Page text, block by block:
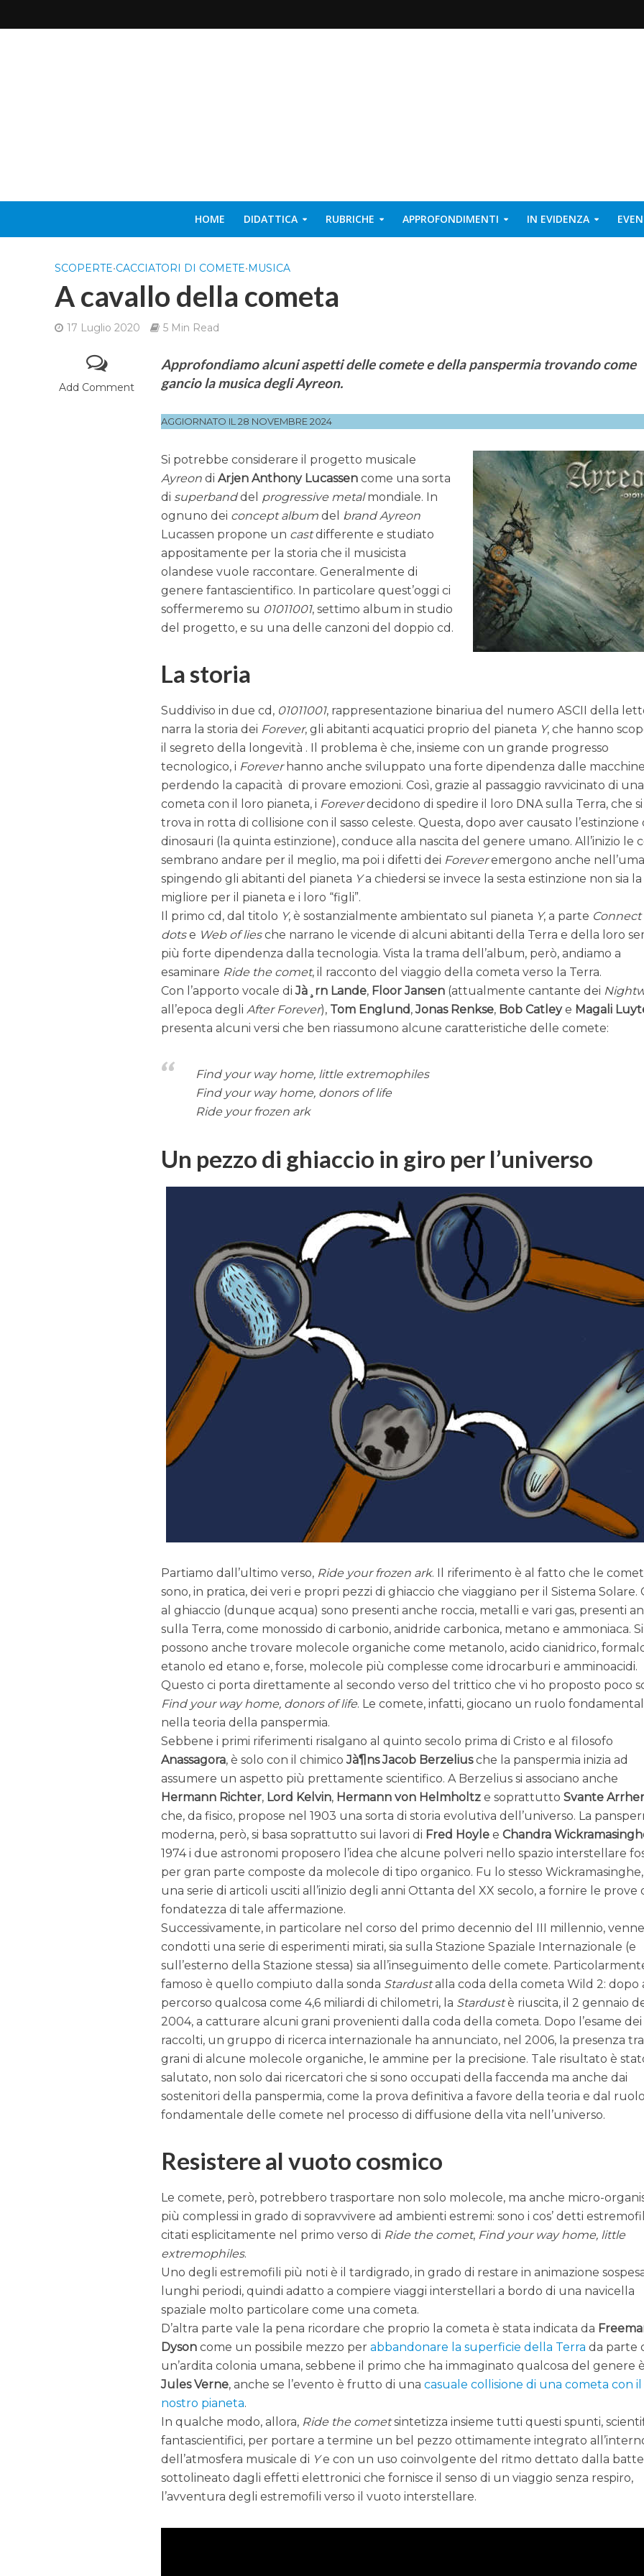
HOME DIDATTICA RUBRICHE APPROFONDIMENTI IN EVIDENZA
SCOPERTE•CACCIATORI DI COMETE•MUSICA
A cavallo della cometa
17 Luglio 2020 5 Min Read
Add Comment
Approfondiamo alcuni aspetti delle comete e della panspermia trovando come
gancio la musica degli Ayreon.
AGGIORNATO IL 28 NOVEMBRE 2024
Si potrebbe considerare il progetto musicale
Ayreon diArjen Anthony Lucassen come una sorta
di superbanddel progressive metalmondiale. In
ognuno dei concept album del brand Ayreon
Lucassen propone un castdifferente e studiato
appositamente per la storia che il musicista
olandese vuole raccontare. Generalmente di
genere fantascientifico. In particolare quest’oggi ci
soffermeremo su 01011001, settimo album in studio
del progetto, e su una delle canzoni del doppio cd.
La storia
Suddiviso in due cd, 01011001, rappresentazione binariua del numero ASCII della
narra la storia dei Forever, gli abitanti acquatici proprio del pianeta Y, che hanno
il segreto della longevità . Il problema è che, insieme con un grande progresso
tecnologico, i Foreverhanno anche sviluppato una forte dipendenza dalle
perdendo la capacità di provare emozioni. Così, grazie al passaggio ravvicinato di una
cometa con il loro pianeta, i Foreverdecidono di spedire il loro DNA sulla Terra, che si
trova in rotta di collisione con il sasso celeste. Questa, dopo aver causato l’estinzione
dinosauri (la quinta estinzione), conduce alla nascita del genere umano. All’inizio le
sembrano andare per il meglio, ma poi i difetti dei Foreveremergono anche
spingendo gli abitanti del pianeta Ya chiedersi se invece la sesta estinzione non sia la
migliore per il pianeta e i loro “figli”.
Il primo cd, dal titolo Y, è sostanzialmente ambientato sul pianeta Y, a parte
dotse Web of liesche narrano le vicende di alcuni abitanti della Terra e della loro
più forte dipendenza dalla tecnologia. Vista la trama dell’album, però, andiamo a
esaminare Ride the comet, il racconto del viaggio della cometa verso la Terra.
Con l’apporto vocale diJà¸rn Lande, Floor Jansen (attualmente cantante dei
all’epoca degliAfter Forever), Tom Englund,Jonas Renkse, Bob Catleye Magali
presenta alcuni versi che ben riassumono alcune caratteristiche delle comete:
Find your way home, little extremophiles
Find your way home, donors of life
Ride your frozen ark
Un pezzo di ghiaccio in giro per l’universo
Partiamo dall’ultimo verso, Ride your frozen ark. Il riferimento è al fatto che le
sono, in pratica, dei veri e propri pezzi di ghiaccio che viaggiano per il Sistema Solare.
al ghiaccio (dunque acqua) sono presenti anche roccia, metalli e vari gas, presenti
sulla Terra, come monossido di carbonio, anidride carbonica, metano e ammoniaca. Si
possono anche trovare molecole organiche come metanolo, acido cianidrico,
etanolo ed etano e, forse, molecole più complesse come idrocarburi e amminoacidi.
Questo ci porta direttamente al secondo verso del trittico che vi ho proposto poco
Find your way home, donors of life. Le comete, infatti, giocano un ruolo
nella teoria della panspermia.
Sebbene i primi riferimenti risalgano al quinto secolo prima di Cristo e al filosofo
Anassagora, è solo con il chimicoJà¶ns Jacob Berzeliusche la panspermia inizia ad
assumere un aspetto più prettamente scientifico. A Berzelius si associano anche
Hermann Richter, Lord Kelvin, Hermann von Helmholtz e soprattuttoSvante
che, da fisico, propose nel 1903 una sorta di storia evolutiva dell’universo. La
moderna, però, si basa soprattutto sui lavori di Fred Hoyle eChandra
1974 i due astronomi proposero l’idea che alcune polveri nello spazio interstellare
per gran parte composte da molecole di tipo organico. Fu lo stesso
una serie di articoli usciti all’inizio degli anni Ottanta del XX secolo, a fornire le prove
fondatezza di tale affermazione.
Successivamente, in particolare nel corso del primo decennio del III millennio,
condotti una serie di esperimenti mirati, sia sulla Stazione Spaziale Internazionale (e
sull’esterno della Stazione stessa) sia all’inseguimento delle comete.
famoso è quello compiuto dalla sonda Stardustalla coda della cometa Wild 2: dopo
percorso qualcosa come 4,6 miliardi di chilometri, la Stardustè riuscita, il 2 gennaio
2004, a catturare alcuni grani provenienti dalla coda della cometa. Dopo l’esame
raccolti, un gruppo di ricerca internazionale ha annunciato, nel 2006, la presenza
grani di alcune molecole organiche, le ammine per la precisione. Tale risultato è
salutato, non solo dai ricercatori che si sono occupati della faccenda ma anche dai
sostenitori della panspermia, come la prova definitiva a favore della teoria e dal ruolo
fondamentale delle comete nel processo di diffusione della vita nell’universo.
Resistere al vuoto cosmico
Le comete, però, potrebbero trasportare non solo molecole, ma anche micro-
più complessi in grado di sopravvivere ad ambienti estremi: sono i cos’ detti
citati esplicitamente nel primo verso di Ride the comet, Find your way home, little
extremophiles.
Uno degli estremofili più noti è il tardigrado, in grado di restare in animazione
lunghi periodi, quindi adatto a compiere viaggi interstellari a bordo di una navicella
spaziale molto particolare come una cometa.
D’altra parte vale la pena ricordare che proprio la cometa è stata indicata da
Dyson come un possibile mezzo perabbandonare la superficie della Terra da parte
un’ardita colonia umana, sebbene il primo che ha immaginato qualcosa del genere è
Jules Verne, anche se l’evento è frutto di unacasuale collisione di una cometa con il
nostro pianeta.
In qualche modo, allora, Ride the cometsintetizza insieme tutti questi spunti,
fantascientifici, per portare a termine un bel pezzo ottimamente integrato
dell’atmosfera musicale di Ye con un uso coinvolgente del ritmo dettato dalla
sottolineato dagli effetti elettronici che fornisce il senso di un viaggio senza respiro,
l’avventura degli estremofili verso il vuoto interstellare.